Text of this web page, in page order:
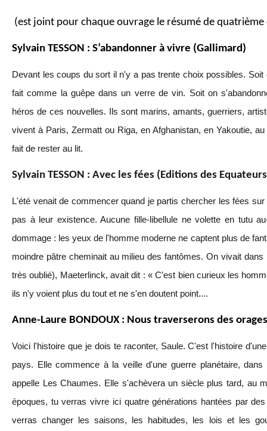
(est joint pour chaque ouvrage le résumé de
Sylvain TESSON : S’abandonner à vivre (Gallimard)
Devant les coups du sort il n'y a pas trente choix possibles.
fait comme la guêpe dans un verre de vin. Soit on
héros de ces nouvelles. Ils sont marins, amants, guerriers,
vivent à Paris, Zermatt ou Riga, en Afghanistan, en Yakoutie,
fait de rester au lit.
Sylvain TESSON : Avec les fées (Editions des
L'été venait de commencer quand je partis chercher les fées
pas à leur existence. Aucune fille-libellule ne volette en tutu
dommage : les yeux de l'homme moderne ne captent plus de
moindre pâtre cheminait au milieu des fantômes. On vivait
très oublié), Maeterlinck, avait dit : « C'est bien curieux les
ils n'y voient plus du tout et ne s'en doutent point....
Anne-Laure BONDOUX : Nous traverserons des
Voici l'histoire que je dois te raconter, Saule. C'est l'histoire
pays. Elle commence à la veille d'une guerre planétaire,
appelle Les Chaumes. Elle s'achèvera un siècle plus tard, au
époques, tu verras vivre ici quatre générations hantées par
verras changer les saisons, les habitudes, les lois et les